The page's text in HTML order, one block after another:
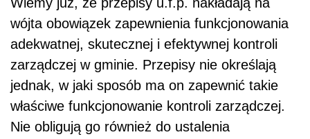
wójta obowiązek zapewnienia funkcjonowania
adekwatnej, skutecznej i efektywnej kontroli
zarządczej w gminie. Przepisy nie określają
jednak, w jaki sposób ma on zapewnić takie
właściwe funkcjonowanie kontroli zarządczej.
Nie obligują go również do ustalenia